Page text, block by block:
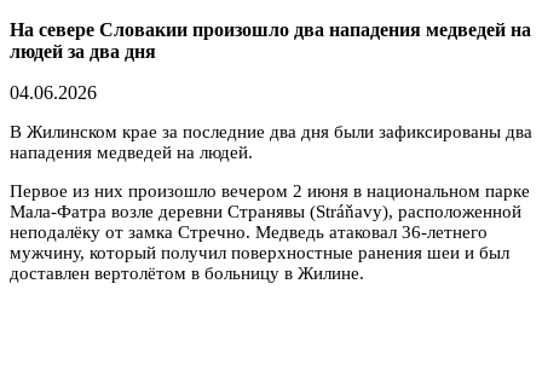
На севере Словакии произошло два нападения медведей на
людей за два дня
04.06.2026
В Жилинском крае за последние два дня были зафиксированы два
нападения медведей на людей.
Первое из них произошло вечером 2 июня в национальном парке
Мала-Фатра возле деревни Странявы (Stráňavy), расположенной
неподалёку от замка Стречно. Медведь атаковал 36-летнего
мужчину, который получил поверхностные ранения шеи и был
доставлен вертолётом в больницу в Жилине.